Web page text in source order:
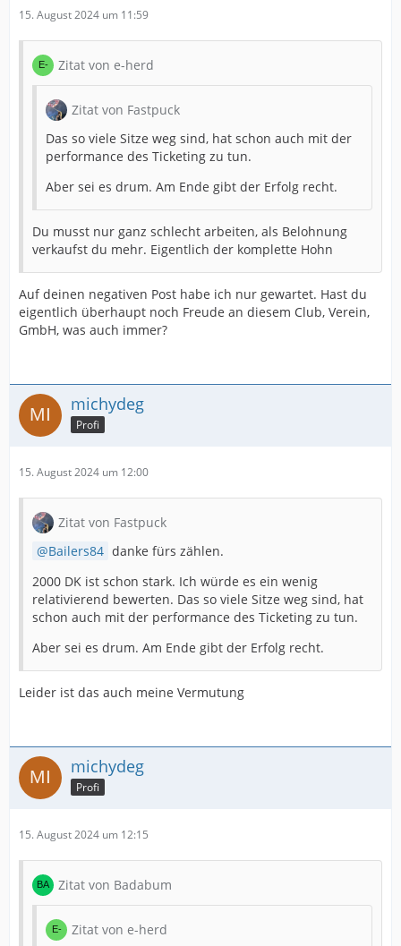
15. August 2024 um 11:59
Zitat von e-herd
Zitat von Fastpuck
Das so viele Sitze weg sind, hat schon auch mit der
performance des Ticketing zu tun.
Aber sei es drum. Am Ende gibt der Erfolg recht.
Du musst nur ganz schlecht arbeiten, als Belohnung
verkaufst du mehr. Eigentlich der komplette Hohn
Auf deinen negativen Post habe ich nur gewartet. Hast du
eigentlich überhaupt noch Freude an diesem Club, Verein,
GmbH, was auch immer?
michydeg
Profi
15. August 2024 um 12:00
Zitat von Fastpuck
Bailers84 danke fürs zählen.
2000 DK ist schon stark. Ich würde es ein wenig
relativierend bewerten. Das so viele Sitze weg sind, hat
schon auch mit der performance des Ticketing zu tun.
Aber sei es drum. Am Ende gibt der Erfolg recht.
Leider ist das auch meine Vermutung
michydeg
Profi
15. August 2024 um 12:15
Zitat von Badabum
Zitat von e-herd